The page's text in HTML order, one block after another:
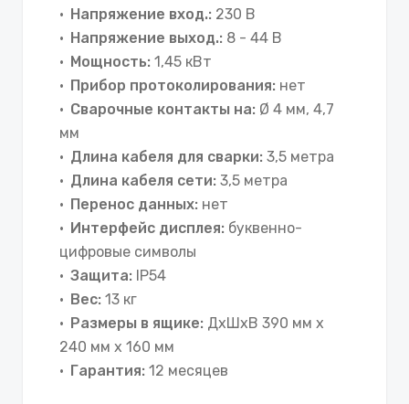
Напряжение вход.: 230 В
Напряжение выход.: 8 - 44 В
Мощность: 1,45 кВт
Прибор протоколирования: нет
Сварочные контакты на: Ø 4 мм, 4,7
мм
Длина кабеля для сварки: 3,5 метра
Длина кабеля сети: 3,5 метра
Перенос данных: нет
Интерфейс дисплея: буквенно-
цифровые символы
Защита: IP54
Вес: 13 кг
Размеры в ящике: ДхШхВ 390 мм x
240 мм x 160 мм
Гарантия: 12 месяцев